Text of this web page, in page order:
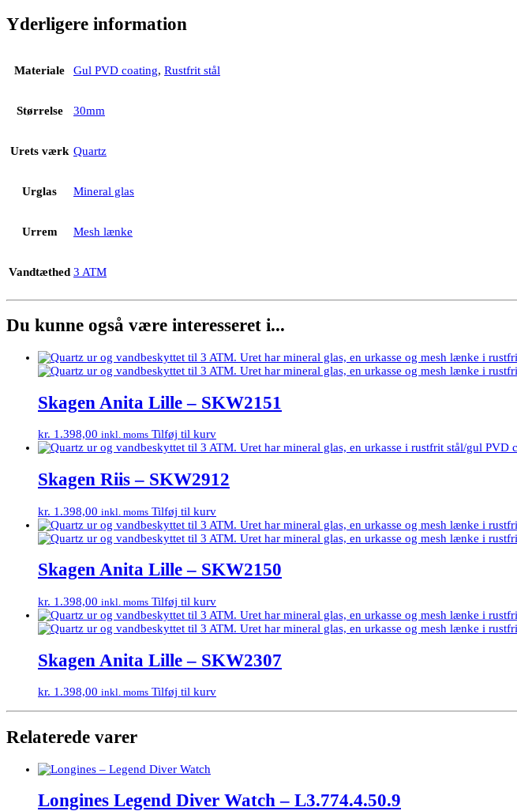
Yderligere information
Materiale Gul PVD coating, Rustfrit stål
Størrelse 30mm
Urets værk Quartz
Urglas Mineral glas
Urrem Mesh lænke
Vandtæthed 3 ATM
Du kunne også være interesseret i...
Skagen Anita Lille – SKW2151
kr. 1.398,00 inkl. moms Tilføj til kurv
Skagen Riis – SKW2912
kr. 1.398,00 inkl. moms Tilføj til kurv
Skagen Anita Lille – SKW2150
kr. 1.398,00 inkl. moms Tilføj til kurv
Skagen Anita Lille – SKW2307
kr. 1.398,00 inkl. moms Tilføj til kurv
Relaterede varer
Longines Legend Diver Watch – L3.774.4.50.9